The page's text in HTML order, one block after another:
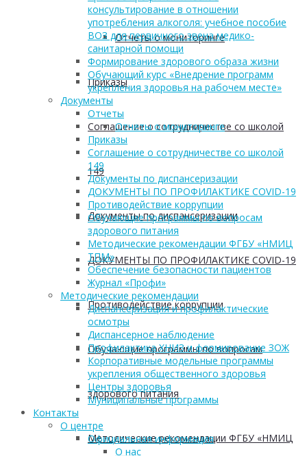
Отчеты о мониторинге
Приказы
Соглашение о сотрудничестве со школой
149
Документы по диспансеризации
ДОКУМЕНТЫ ПО ПРОФИЛАКТИКЕ COVID-19
Противодействие коррупции
Обучающие программы по вопросам
здорового питания
Методические рекомендации ФГБУ «НМИЦ
консультирование в отношении
употребления алкоголя: учебное пособие
ВОЗ для первичного звена медико-
санитарной помощи
Формирование здорового образа жизни
Обучающий курс «Внедрение программ
укрепления здоровья на рабочем месте»
Документы
Отчеты
Отчеты о мониторинге
Приказы
Соглашение о сотрудничестве со школой
149
Документы по диспансеризации
ДОКУМЕНТЫ ПО ПРОФИЛАКТИКЕ COVID-19
Противодействие коррупции
Обучающие программы по вопросам
здорового питания
Методические рекомендации ФГБУ «НМИЦ
ТПМ»
Обеспечение безопасности пациентов
Журнал «Профи»
Методические рекомендации
Диспансеризация и профилактические
осмотры
Диспансерное наблюдение
Профилактика ХНИЗ и формирование ЗОЖ
Корпоративные модельные программы
укрепления общественного здоровья
Центры здоровья
Муниципальные программы
Контакты
О центре
Официальная информация
О нас